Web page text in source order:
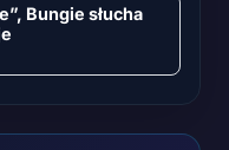
Bungie słucha